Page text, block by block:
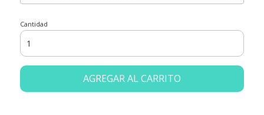
Cantidad
AGREGAR AL CARRITO